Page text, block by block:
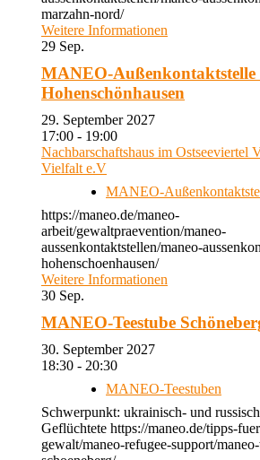
marzahn-nord/
Weitere Informationen
29 Sep.
MANEO-Außenkontaktstelle
Hohenschönhausen
29. September 2027
17:00 - 19:00
Nachbarschaftshaus im Ostseeviertel
Vielfalt e.V
MANEO-
https://maneo.de/maneo-
arbeit/gewaltpraevention/maneo-
aussenkontaktstellen/maneo-
hohenschoenhausen/
Weitere Informationen
30 Sep.
MANEO-Teestube
30. September 2027
18:30 - 20:30
MANEO-Teestuben
Schwerpunkt: ukrainisch- und
Geflüchtete https://maneo.de/tipps-
gewalt/maneo-refugee-support/